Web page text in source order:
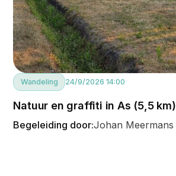
Wandeling 24/9/2026 14:00
Natuur en graffiti in As (5,5 km)
Begeleiding door:Johan Meermans